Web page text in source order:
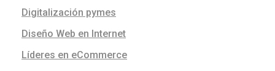
Digitalización pymes
Diseño Web en Internet
Líderes en eCommerce